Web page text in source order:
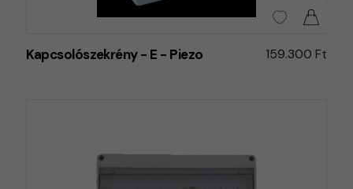
Kapcsolószekrény - E - Piezo 159.300 Ft